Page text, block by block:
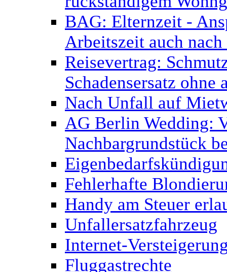
BAG: Elternzeit -
Arbeitszeit auch
Reisevertrag:
Schadensersatz ohne
Nach Unfall auf
AG Berlin Wedding:
Nachbargrundstück
Fehlerhafte
Handy am Steuer
Unfallersatzfahrzeug
Internet-
Fluggastrechte